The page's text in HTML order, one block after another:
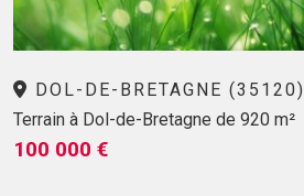
DOL-DE-BRETAGNE (35120)
Terrain à Dol-de-Bretagne de 920 m²
100 000 €